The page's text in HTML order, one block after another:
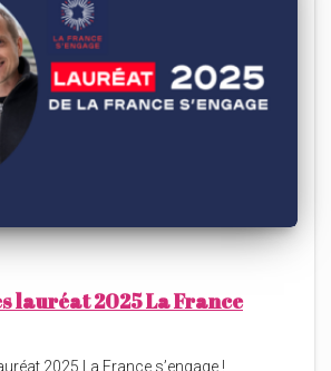
lauréat 2025 La France
2025 La France s’engage !